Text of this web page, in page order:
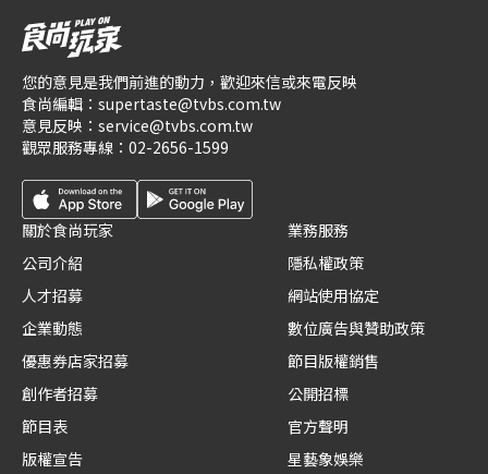
您的意見是我們前進的動力，歡迎來信或來電反映
食尚編輯： supertaste@tvbs.com.tw
意見反映： service@tvbs.com.tw
觀眾服務專線： 02-2656-1599
關於食尚玩家
公司介紹
人才招募
企業動態
優惠券店家招募
創作者招募
節目表
版權宣告
業務服務
隱私權政策
網站使用協定
數位廣告與贊助政策
節目版權銷售
公開招標
官方聲明
星藝象娛樂